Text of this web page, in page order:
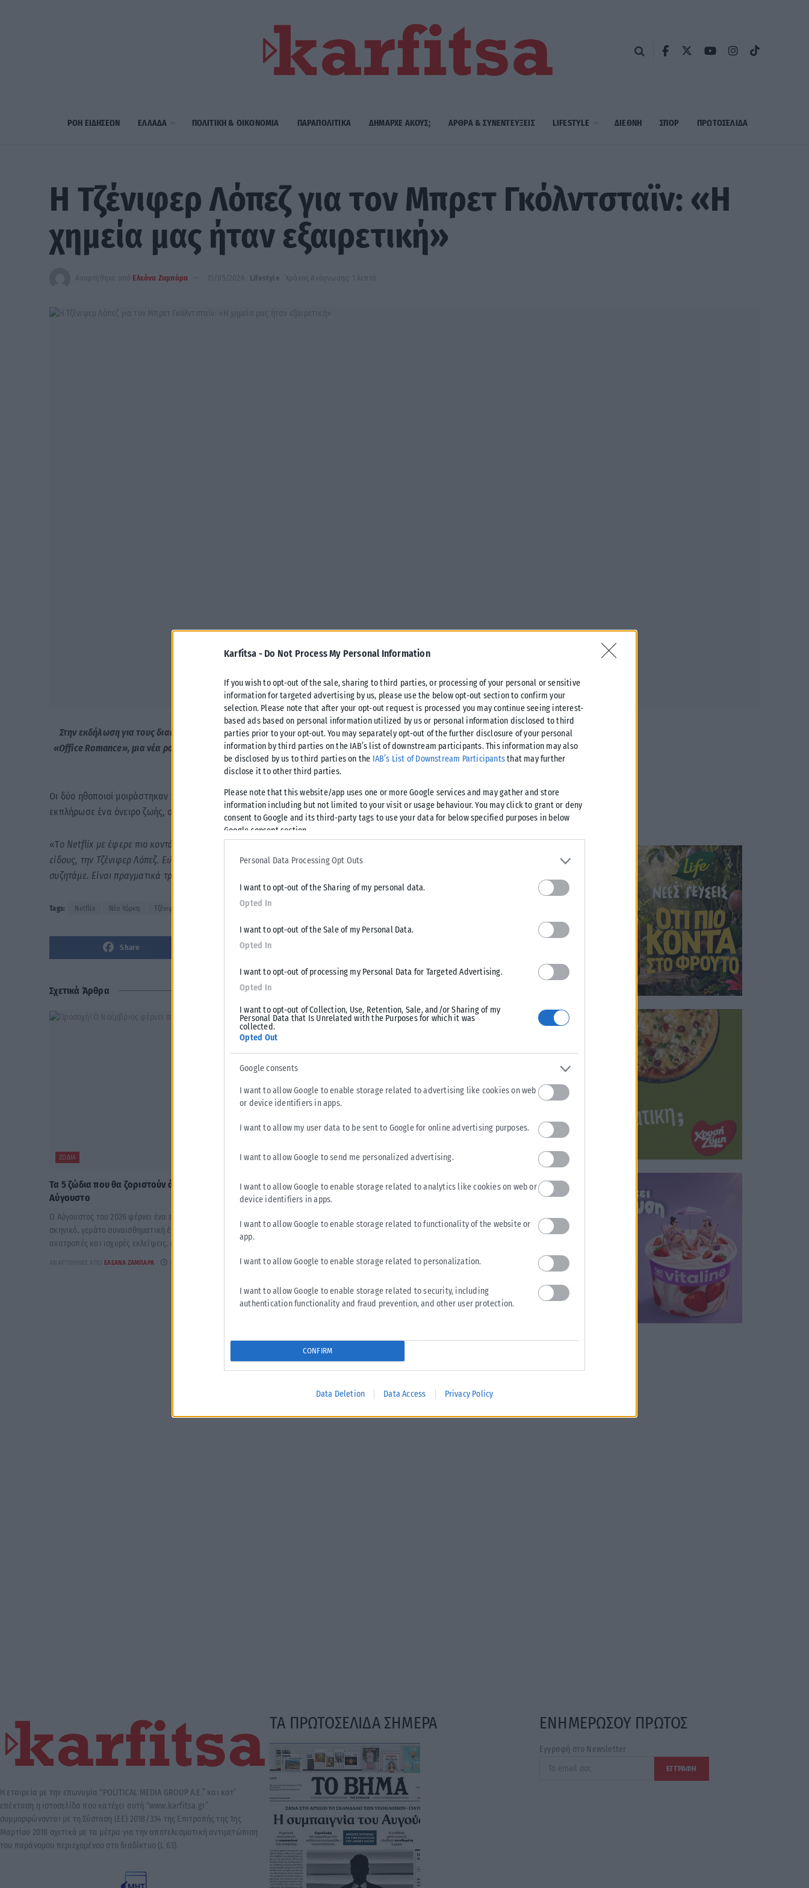
Karfitsa - Do Not Process My Personal Information
If you wish to opt-out of the sale, sharing to third parties, or processing of your personal or sensitive
information for targeted advertising by us, please use the below opt-out section to confirm your
selection. Please note that after your opt-out request is processed you may continue seeing interest-
based ads based on personal information utilized by us or personal information disclosed to third
parties prior to your opt-out. You may separately opt-out of the further disclosure of your personal
information by third parties on the IAB’s list of downstream participants. This information may also
be disclosed by us to third parties on the IAB’s List of Downstream Participantsthat may further
disclose it to other third parties.
Please note that this website/app uses one or more Google services and may gather and store
information including but not limited to your visit or usage behaviour. You may click to grant or deny
consent to Google and its third-party tags to use your data for below specified purposes in below
Google consent section.
Personal Data Processing Opt Outs
I want to opt-out of the Sharing of my personal data.
Opted In
I want to opt-out of the Sale of my Personal Data.
Opted In
I want to opt-out of processing my Personal Data for Targeted Advertising.
Opted In
I want to opt-out of Collection, Use, Retention, Sale, and/or Sharing of my
Personal Data that Is Unrelated with the Purposes for which it was
collected.
Opted Out
Google consents
I want to allow Google to enable storage related to advertising like cookies on web
or device identifiers in apps.
I want to allow my user data to be sent to Google for online advertising purposes.
I want to allow Google to send me personalized advertising.
I want to allow Google to enable storage related to analytics like cookies on web or
device identifiers in apps.
I want to allow Google to enable storage related to functionality of the website or
app.
I want to allow Google to enable storage related to personalization.
I want to allow Google to enable storage related to security, including
authentication functionality and fraud prevention, and other user protection.
CONFIRM
Data Deletion Data Access Privacy Policy
ΡΟΗ ΕΙΔΗΣΕΩΝ ΕΛΛΑΔΑ ΠΟΛΙΤΙΚΗ & ΟΙΚΟΝΟΜΙΑ ΠΑΡΑΠΟΛΙΤΙΚΑ ΔΗΜΑΡΧE ΑΚΟΥΣ; ΑΡΘΡΑ & ΣΥΝΕΝΤΕΥΞΕΙΣ LIFESTYLE ΔΙΕΘΝΗ ΣΠΟΡ ΠΡΩΤΟΣΈΛΙΔΑ
Η Τζένιφερ Λόπεζ για τον Μπρετ Γκόλντσταϊν: «Η
χημεία μας ήταν εξαιρετική»
Αναρτήθηκε από Ελεάνα Ζαμπάρα 15/05/2026 Lifestyle Χρόνος Ανάγνωσης: 1 λεπτό
Στην εκδήλωση για τους διαφημιστές στα Sunset Pier 94 Studios της Νέας Υόρκης, το Netflix παρουσίασε τη ταινία
«Office Romance», μια νέα ρομαντική κομεντί με πρωταγωνιστές την Τζένιφερ Λόπεζ (Jennifer Lopez) και τον Μπρετ
Γκόλντσταϊν (Brett Goldstein).
Οι δύο ηθοποιοί μοιράστηκαν τον ενθουσιασμό τους για τη συνεργασία, με τον Γκόλντσταϊν να δηλώνει πως
εκπλήρωσε ένα όνειρο ζωής, σύμφωνα με το Variety.
«Το Netflix με έφερε πιο κοντά στο όνειρό μου: να γυρίσω μια κλασική ρομαντική κομεντί με τη «βασίλισσα» του
είδους, την Τζένιφερ Λόπεζ. Ειλικρινά, αδυνατώ να πιστέψω ότι όντως συνέβη, αλλά να που είμαστε εδώ και το
συζητάμε. Είναι πραγματικά τρελό
Tags: Netflix Νέα Υόρκη Τζένιφερ Λόπεζ
Share Tweet
Σχετικά Άρθρα
ΖΏΔΙΑ
Τα 5 ζώδια που θα ζοριστούν άσχημα αυτόν τον
Αύγουστο
Ο Αύγουστος του 2026 φέρνει ένα εκρηκτικό αστρολογικό
σκηνικό, γεμάτο συναισθηματική ένταση, απρόοπτες
ανατροπές και ισχυρές εκλείψεις. Με 2 εκρηκτικές...
ΕΛΕΆΝΑ ΖΑΜΠΆΡΑ
LIFESTYLE
Η Ελίζαμπεθ Ελέτσι πήρε την ευχή για τον γιο της στον
Άγιο Νεκτάριο – Η συγκινητική ανάρτηση
διαδικτυακούς της φίλους η Ελίζαμπεθ Ελέτσι, η οποία
ΑΝΑΡΤΉΘΗΚΕ ΑΠΌ ΔΉΜΗΤΡΑ ΚΑΤΡΑΜΆΔΟΥ 08/08/2026
Η εταιρεία με την επωνυμία “POLITICAL MEDIA GROUP A.E.” και κατ’
επέκταση η ιστοσελίδα που κατέχει αυτή “www.karfitsa.gr”
συμμορφώνονται με τη Σύσταση (ΕΕ) 2018/334 της Επιτροπής της 1ης
Μαρτίου 2018 σχετικά με τα μέτρα για την αποτελεσματική αντιμετώπιση
του παράνομου περιεχομένου στο διαδίκτυο (L 63).
ΤΑ ΠΡΩΤΟΣΕΛΙΔΑ ΣΗΜΕΡΑ ΕΝΗΜΕΡΩΣΟΥ ΠΡΩΤΟΣ
Εγγραφή στο Newsletter